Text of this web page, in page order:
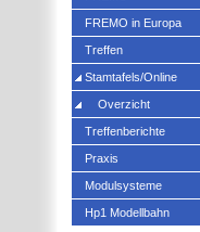
FREMO in Europa
Treffen
Stamtafels/Online
Overzicht
Treffenberichte
Praxis
Modulsysteme
Hp1 Modellbahn